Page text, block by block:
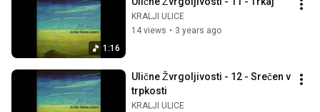
1:16
KRALJI ULICE
14 views • 3 years ago
Ulične Žvrgoljivosti - 12 - Srečen v
trpkosti
KRALJI ULICE